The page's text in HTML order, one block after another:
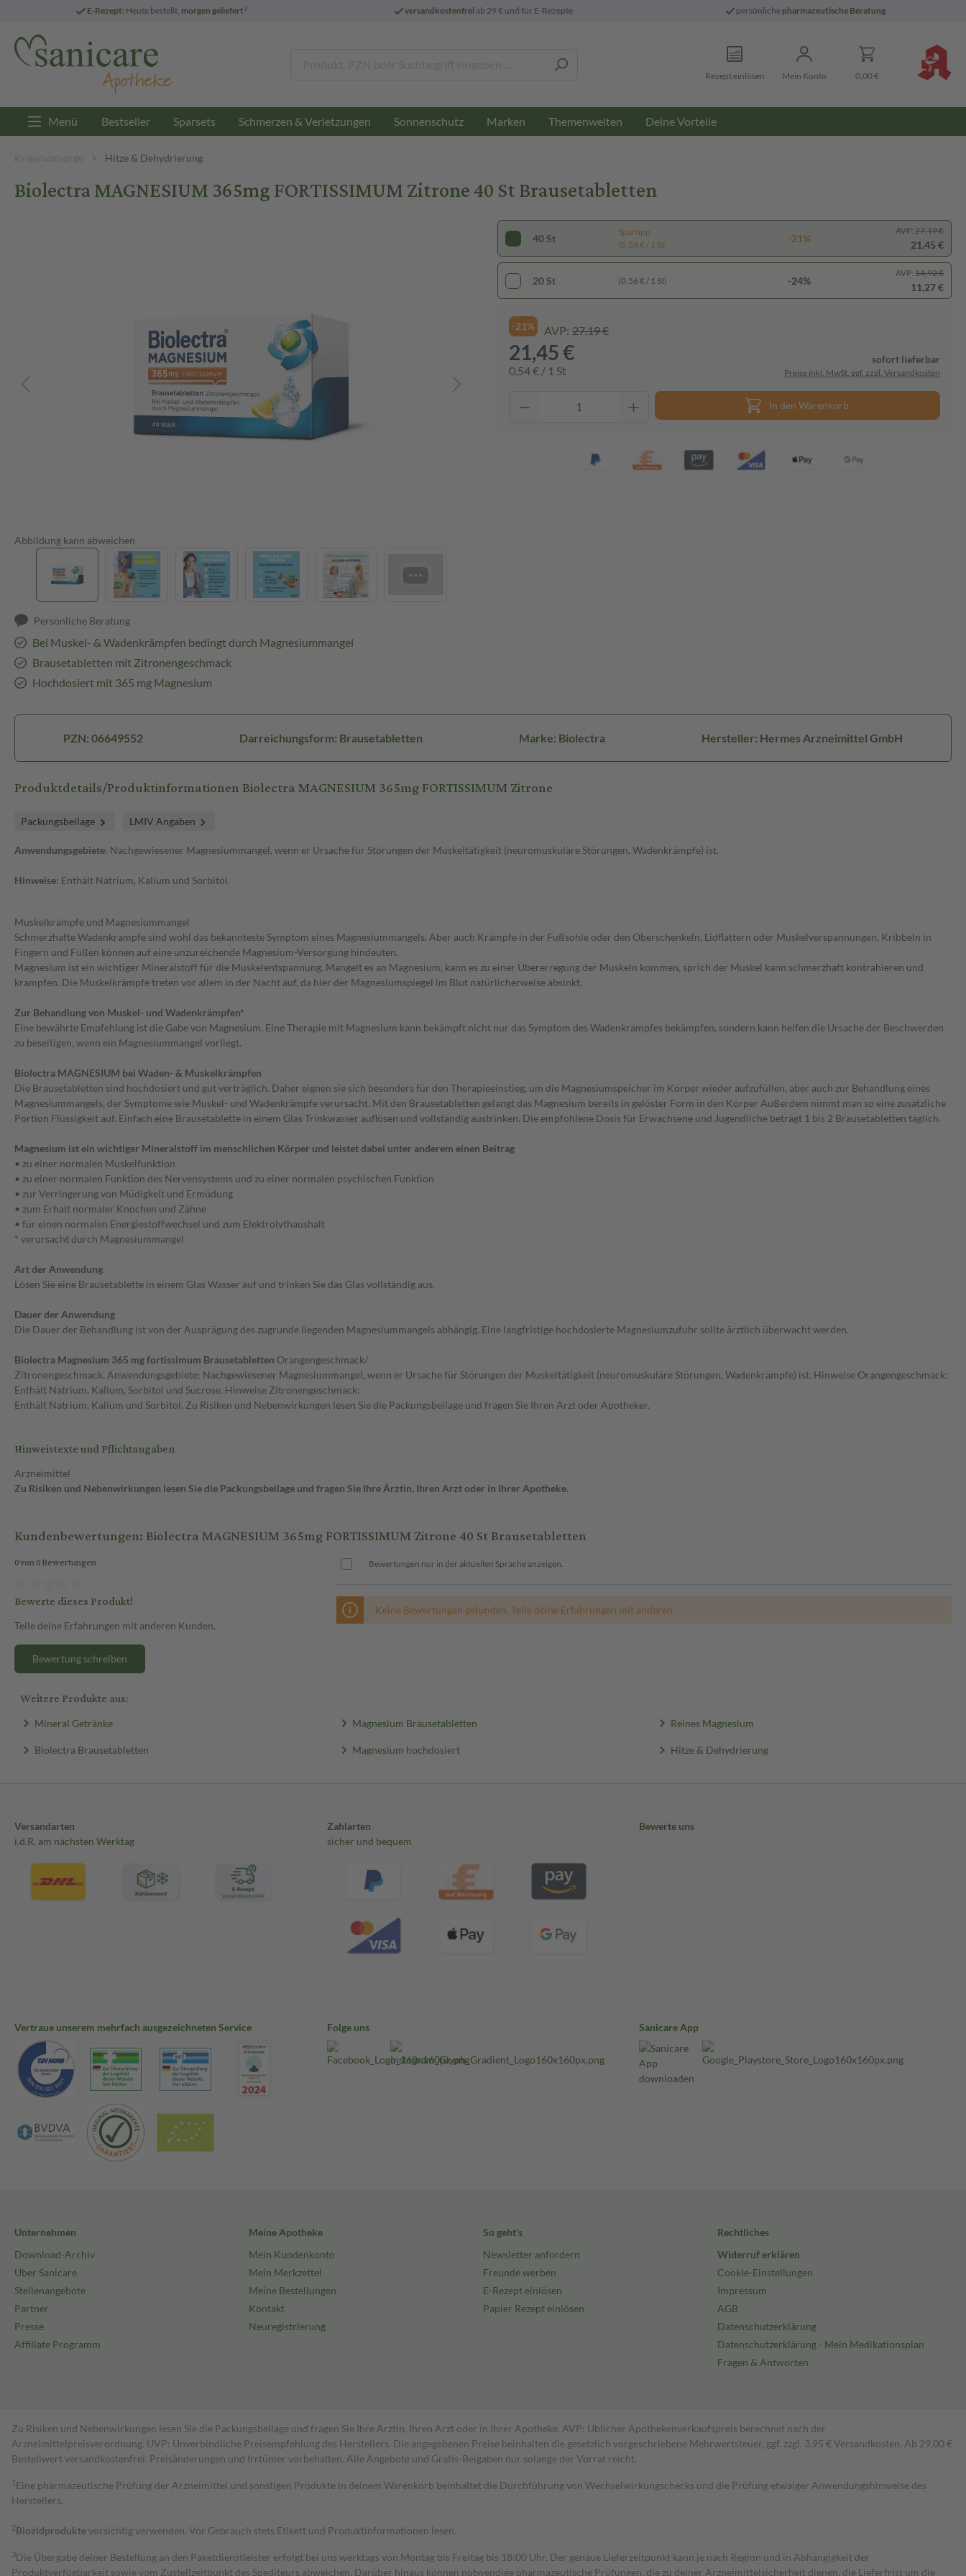
E-Rezept: Heute bestellt, morgen geliefert3 versandkostenfreiab 29 € und für E-Rezepte persönliche pharmazeutische Beratung
Rezept einlösen Mein Konto 0,00 €
Menü Bestseller Sparsets Schmerzen & Verletzungen Sonnenschutz Marken Themenwelten Deine Vorteile
Krisenvorsorge Hitze & Dehydrierung
Biolectra MAGNESIUM 365mg FORTISSIMUM Zitrone 40 St Brausetabletten
Abbildung kann abweichen
Persönliche Beratung
Bei Muskel- & Wadenkrämpfen bedingt durch Magnesiummangel
Brausetabletten mit Zitronengeschmack
Hochdosiert mit 365 mg Magnesium
40 St
Spartipp
(0,54 € / 1 St)
-21%
AVP: 27,19 €
21,45 €
20 St (0,56 € / 1 St) -24%
AVP: 14,92 €
11,27 €
-21% AVP: 27,19 €
21,45 €
0,54 € / 1 St
sofort lieferbar
Preise inkl. MwSt. ggf. zzgl. Versandkosten
In den Warenkorb
PZN: 06649552 Darreichungsform: Brausetabletten Marke: Biolectra Hersteller: Hermes Arzneimittel GmbH
Produktdetails/Produktinformationen Biolectra MAGNESIUM 365mg FORTISSIMUM Zitrone
Packungsbeilage LMIV Angaben
Anwendungsgebiete: Nachgewiesener Magnesiummangel, wenn er Ursache für Störungen der Muskeltätigkeit (neuromuskuläre Störungen, Wadenkrämpfe) ist.
Hinweise: Enthält Natrium, Kalium und Sorbitol.
Muskelkrämpfe und Magnesiummangel
Schmerzhafte Wadenkrämpfe sind wohl das bekannteste Symptom eines Magnesiummangels. Aber auch Krämpfe in der Fußsohle oder den Oberschenkeln, Lidflattern oder Muskelverspannungen, Kribbeln in
Fingern und Füßen können auf eine unzureichende Magnesium-Versorgung hindeuten.
Magnesium ist ein wichtiger Mineralstoff für die Muskelentspannung. Mangelt es an Magnesium, kann es zu einer Übererregung der Muskeln kommen, sprich der Muskel kann schmerzhaft kontrahieren und
krampfen. Die Muskelkrämpfe treten vor allem in der Nacht auf, da hier der Magnesiumspiegel im Blut natürlicherweise absinkt.
Zur Behandlung von Muskel- und Wadenkrämpfen*
Eine bewährte Empfehlung ist die Gabe von Magnesium. Eine Therapie mit Magnesium kann bekämpft nicht nur das Symptom des Wadenkrampfes bekämpfen, sondern kann helfen die Ursache der Beschwerden
zu beseitigen, wenn ein Magnesiummangel vorliegt.
Biolectra MAGNESIUM bei Waden- & Muskelkrämpfen
Die Brausetabletten sind hochdosiert und gut verträglich. Daher eignen sie sich besonders für den Therapieeinstieg, um die Magnesiumspeicher im Körper wieder aufzufüllen, aber auch zur Behandlung eines
Magnesiummangels, der Symptome wie Muskel- und Wadenkrämpfe verursacht. Mit den Brausetabletten gelangt das Magnesium bereits in gelöster Form in den Körper Außerdem nimmt man so eine zusätzliche
Portion Flüssigkeit auf. Einfach eine Brausetablette in einem Glas Trinkwasser auflösen und vollständig austrinken. Die empfohlene Dosis für Erwachsene und Jugendliche beträgt 1 bis 2 Brausetabletten täglich.
Magnesium ist ein wichtiger Mineralstoff im menschlichen Körper und leistet dabei unter anderem einen Beitrag
• zu einer normalen Muskelfunktion
• zu einer normalen Funktion des Nervensystems und zu einer normalen psychischen Funktion
• zur Verringerung von Müdigkeit und Ermüdung
• zum Erhalt normaler Knochen und Zähne
• für einen normalen Energiestoffwechsel und zum Elektrolythaushalt
* verursacht durch Magnesiummangel
Art der Anwendung
Lösen Sie eine Brausetablette in einem Glas Wasser auf und trinken Sie das Glas vollständig aus.
Dauer der Anwendung
Die Dauer der Behandlung ist von der Ausprägung des zugrunde liegenden Magnesiummangels abhängig. Eine langfristige hochdosierte Magnesiumzufuhr sollte ärztlich überwacht werden.
Biolectra Magnesium 365 mg fortissimum Brausetabletten Orangengeschmack/
Zitronengeschmack. Anwendungsgebiete: Nachgewiesener Magnesiummangel, wenn er Ursache für Störungen der Muskeltätigkeit (neuromuskuläre Störungen, Wadenkrämpfe) ist. Hinweise Orangengeschmack:
Enthält Natrium, Kalium, Sorbitol und Sucrose. Hinweise Zitronengeschmack:
Enthält Natrium, Kalium und Sorbitol. Zu Risiken und Nebenwirkungen lesen Sie die Packungsbeilage und fragen Sie Ihren Arzt oder Apotheker.
Hinweistexte und Pflichtangaben
Arzneimittel
Zu Risiken und Nebenwirkungen lesen Sie die Packungsbeilage und fragen Sie Ihre Ärztin, Ihren Arzt oder in Ihrer Apotheke.
Kundenbewertungen: Biolectra MAGNESIUM 365mg FORTISSIMUM Zitrone 40 St Brausetabletten
0 von 0 Bewertungen
Bewerte dieses Produkt!
Teile deine Erfahrungen mit anderen Kunden.
Bewertung schreiben
Bewertungen nur in der aktuellen Sprache anzeigen.
Keine Bewertungen gefunden. Teile deine Erfahrungen mit anderen.
Weitere Produkte aus:
Mineral Getränke Magnesium Brausetabletten Reines Magnesium
Biolectra Brausetabletten Magnesium hochdosiert Hitze & Dehydrierung
Versandarten
i.d.R. am nächsten Werktag
Zahlarten
sicher und bequem
Bewerte uns
Vertraue unserem mehrfach ausgezeichneten Service Folge uns Sanicare App
Unternehmen
Download-Archiv
Über Sanicare
Stellenangebote
Partner
Presse
Affiliate Programm
Meine Apotheke
Mein Kundenkonto
Mein Merkzettel
Meine Bestellungen
Kontakt
Neuregistrierung
So geht's
Newsletter anfordern
Freunde werben
E-Rezept einlösen
Papier Rezept einlösen
Rechtliches
Widerruf erklären
Cookie-Einstellungen
Impressum
AGB
Datenschutzerklärung
Datenschutzerklärung - Mein Medikationsplan
Fragen & Antworten
Zu Risiken und Nebenwirkungen lesen Sie die Packungsbeilage und fragen Sie Ihre Ärztin, Ihren Arzt oder in Ihrer Apotheke. AVP: Üblicher Apothekenverkaufspreis berechnet nach der
Arzneimittelpreisverordnung. UVP: Unverbindliche Preisempfehlung des Herstellers. Die angegebenen Preise beinhalten die gesetzlich vorgeschriebene Mehrwertsteuer, ggf. zzgl. 3,95 € Versandkosten. Ab 29,00 €
Bestell­wert versand­kosten­frei. Preisänderungen und Irrtümer vorbehalten. Alle Angebote und Gratis-Beigaben nur solange der Vorrat reicht.
1 Eine pharmazeutische Prüfung der Arzneimittel und sonstigen Produkte in deinem Warenkorb beinhaltet die Durchführung von Wechselwirkungschecks und die Prüfung etwaiger Anwendungshinweise des
Herstellers.
2Biozidproduktevorsichtig verwenden. Vor Gebrauch stets Etikett und Produktinformationen lesen.
3Die Übergabe deiner Bestellung an den Paketdienstleister erfolgt bei uns werktags von Montag bis Freitag bis 18:00 Uhr. Der genaue Lieferzeitpunkt kann je nach Region und in Abhängigkeit der
Produktverfügbarkeit sowie vom Zustellzeitpunkt des Spediteurs abweichen. Darüber hinaus können notwendige pharmazeutische Prüfungen, die zu deiner Arzneimittelsicherheit dienen, die Lieferfrist um die